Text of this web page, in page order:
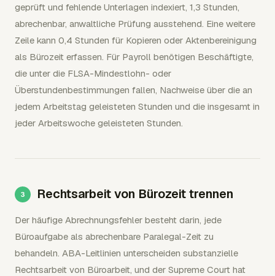
geprüft und fehlende Unterlagen indexiert, 1,3 Stunden,
abrechenbar, anwaltliche Prüfung ausstehend. Eine weitere
Zeile kann 0,4 Stunden für Kopieren oder Aktenbereinigung
als Bürozeit erfassen. Für Payroll benötigen Beschäftigte,
die unter die FLSA-Mindestlohn- oder
Überstundenbestimmungen fallen, Nachweise über die an
jedem Arbeitstag geleisteten Stunden und die insgesamt in
jeder Arbeitswoche geleisteten Stunden.
Rechtsarbeit von Bürozeit trennen
Der häufige Abrechnungsfehler besteht darin, jede
Büroaufgabe als abrechenbare Paralegal-Zeit zu
behandeln. ABA-Leitlinien unterscheiden substanzielle
Rechtsarbeit von Büroarbeit, und der Supreme Court hat